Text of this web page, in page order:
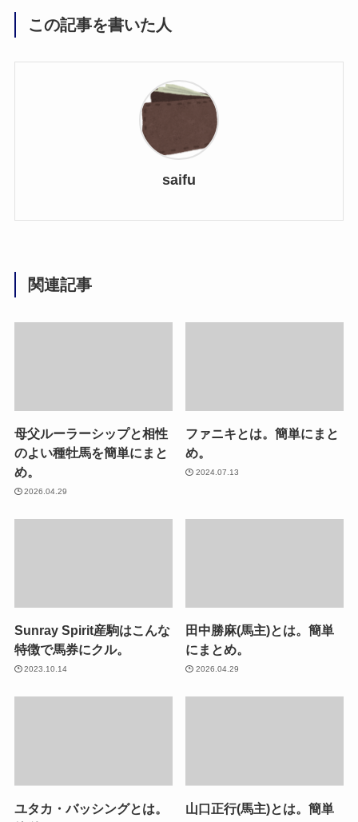
この記事を書いた人
saifu
関連記事
母父ルーラーシップと相性
のよい種牡馬を簡単にまと
め。
2026.04.29
ファニキとは。簡単にまと
め。
2024.07.13
Sunray Spirit産駒はこんな
特徴で馬券にクル。
2023.10.14
田中勝麻(馬主)とは。簡単
にまとめ。
2026.04.29
ユタカ・バッシングとは。
山口正行(馬主)とは。簡単